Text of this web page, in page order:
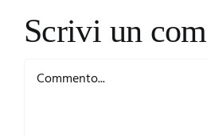
Scrivi un